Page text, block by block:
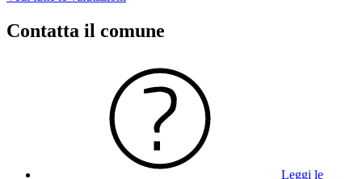
Contatta il comune
Leggi le